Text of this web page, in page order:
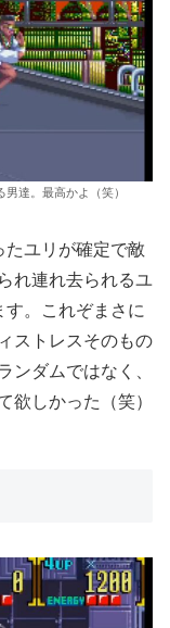
達。最高かよ（笑）
たユリが確定で敵
れ連れ去られるユ
。これぞまさに
ストレスそのもの
ンダムではなく、
欲しかった（笑）